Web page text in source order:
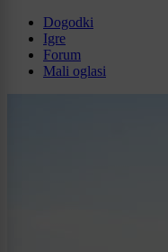
Dogodki
Igre
Forum
Mali oglasi